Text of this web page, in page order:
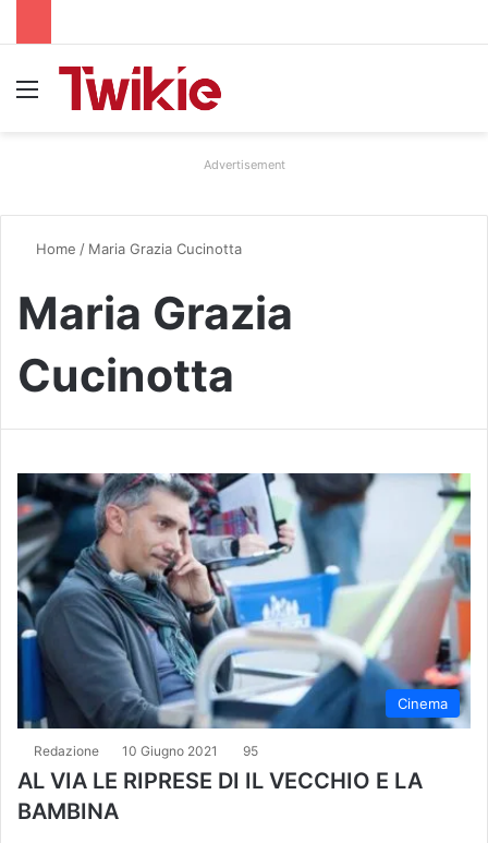
Advertisement
Home / Maria Grazia Cucinotta
Maria Grazia
Cucinotta
Cinema
Redazione 10 Giugno 2021 95
AL VIA LE RIPRESE DI IL VECCHIO E LA
BAMBINA